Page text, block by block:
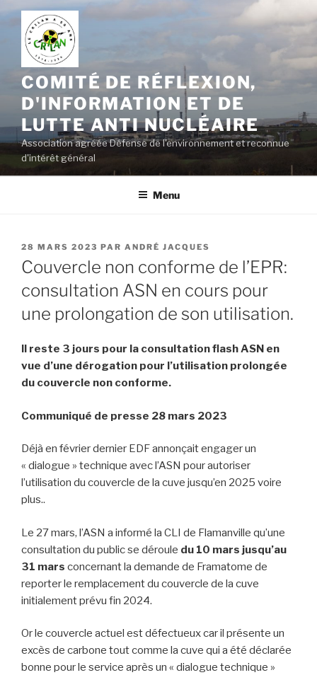
Aller
contenu
principal
COMITÉ DE RÉFLEXION,
D'INFORMATION ET DE
LUTTE ANTI NUCLÉAIRE
Association agréée Défense de l'environnement et reconnue
d'intérêt général
Menu
PUBLIÉ
LE
28 MARS 2023 PAR ANDRÉ JACQUES
Couvercle non conforme de l’EPR:
consultation ASN en cours pour
une prolongation de son utilisation.
Il reste 3 jours pour la consultation flash ASN en
vue d’une dérogation pour l’utilisation prolongée
du couvercle non conforme.
Communiqué de presse 28 mars 2023
Déjà en février dernier EDF annonçait engager un
« dialogue » technique avec l’ASN pour autoriser
l’utilisation du couvercle de la cuve jusqu’en 2025 voire
plus..
Le 27 mars, l’ASN a informé la CLI de Flamanville qu’une
consultation du public se déroule du 10 mars jusqu’au
31 mars concernant la demande de Framatome de
reporter le remplacement du couvercle de la cuve
initialement prévu fin 2024.
Or le couvercle actuel est défectueux car il présente un
excès de carbone tout comme la cuve qui a été déclarée
bonne pour le service après un « dialogue technique »